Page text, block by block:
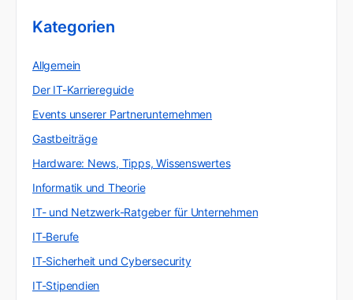
Kategorien
Allgemein
Der IT-Karriereguide
Events unserer Partnerunternehmen
Gastbeiträge
Hardware: News, Tipps, Wissenswertes
Informatik und Theorie
IT- und Netzwerk-Ratgeber für Unternehmen
IT-Berufe
IT-Sicherheit und Cybersecurity
IT-Stipendien